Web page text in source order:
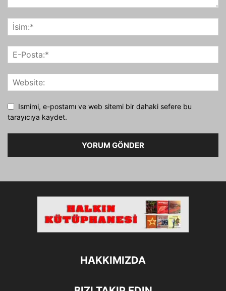
Ismimi, e-postamı ve web sitemi bir dahaki sefere bu
tarayıcıya kaydet.
HAKKIMIZDA